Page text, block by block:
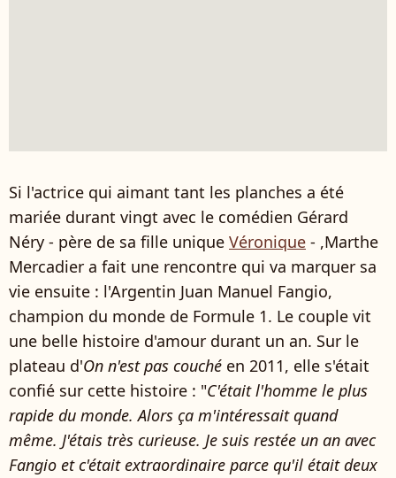
Si l'actrice qui aimant tant les planches a été
mariée durant vingt avec le comédien Gérard
Néry - père de sa fille unique Véronique - ,Marthe
Mercadier a fait une rencontre qui va marquer sa
vie ensuite : l'Argentin Juan Manuel Fangio,
champion du monde de Formule 1. Le couple vit
une belle histoire d'amour durant un an. Sur le
plateau d'On n'est pas couché en 2011, elle s'était
confié sur cette histoire : "C'était l'homme le plus
rapide du monde. Alors ça m'intéressait quand
même. J'étais très curieuse. Je suis restée un an avec
Fangio et c'était extraordinaire parce qu'il était deux